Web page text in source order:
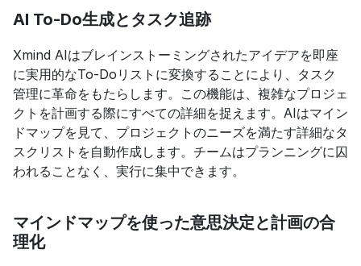
AI To-Do生成とタスク追跡
Xmind AIはブレインストーミングされたアイデアを即座
に実用的なTo-Doリストに変換することにより、タスク
管理に革命をもたらします。この機能は、複雑なプロジェ
クトを計画する際にすべての詳細を捉えます。AIはマイン
ドマップを見て、プロジェクトのニーズを満たす詳細なタ
スクリストを自動作成します。チームはプランニングに囚
われることなく、実行に集中できます。
マインドマップを使った意思決定と計画の合
理化